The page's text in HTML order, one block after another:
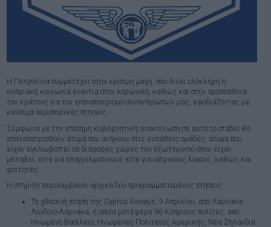
Η Πετρολίνα συμμετέχει στην κρίσιμη μάχη, που δίνει ολόκληρη η
κυπριακή κοινωνία ενάντια στον κορωνοϊό, καθώς και στην προσπάθεια
του κράτους για τον επαναπατρισμό συνανθρώπων μας, εφοδιάζοντας με
καύσιμα αεροπορικές πτήσεις.
Σύμφωνα με την επίσημη κυβερνητική ανακοίνωση σε αυτό το στάδιο θα
επαναπατρισθούν άτομα που ανήκουν στις ευπαθείς ομάδες, άτομα που
είχαν εγκλωβιστεί σε διάφορες χώρες του εξωτερικού όπου είχαν
μεταβεί, είτε για επαγγελματικούς είτε για ιατρικούς λόγους, καθώς και
φοιτητές.
Η στήριξη περιλαμβάνει αρχικά δύο προγραμματισμένες πτήσεις:
Τη χθεσινή πτήση της Cyprus Airways, 9 Απριλίου, από Λάρνακα-
Λονδίνο-Λάρνακα, η οποία μετέφερε 96 Κύπριους πολίτες, από
Ηνωμένο Βασίλειο, Ηνωμένες Πολιτείες Αμερικής, Νέα Ζηλανδία